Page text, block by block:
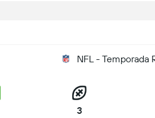
NFL - Temporada
3